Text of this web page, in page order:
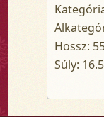
Hossz:
Súly: